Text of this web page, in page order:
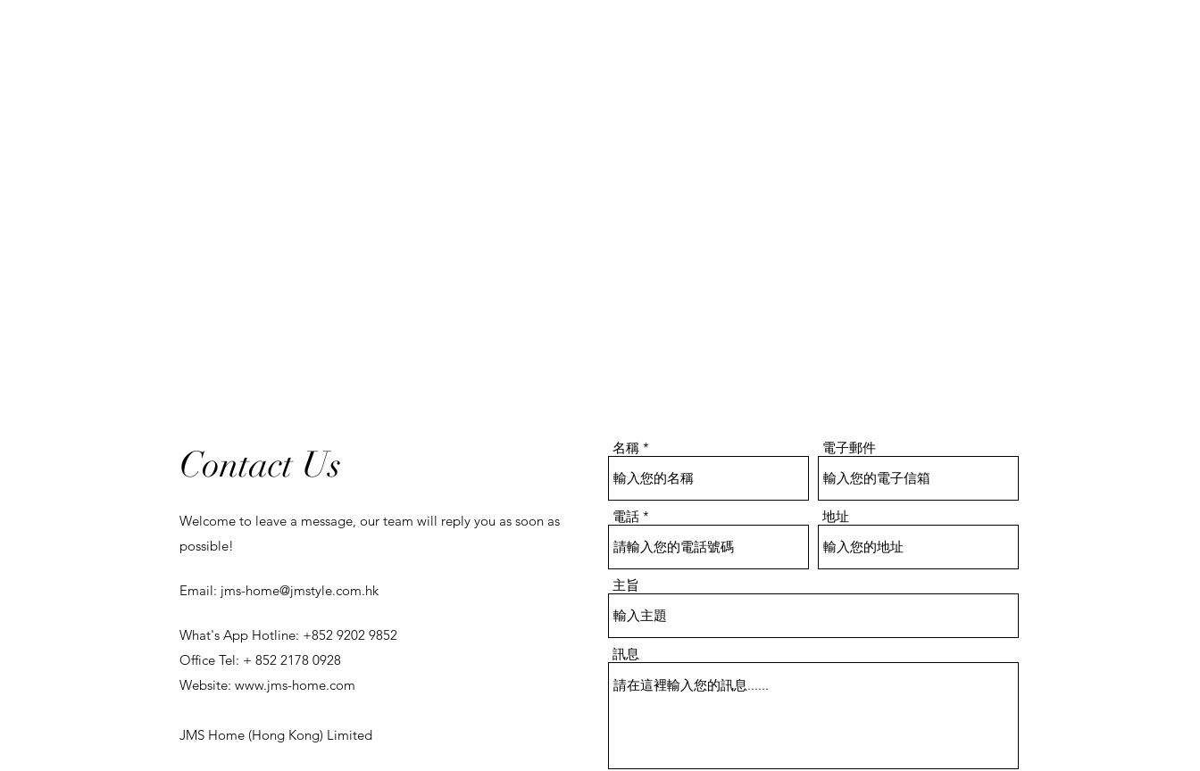
名稱 電子郵件
電話 地址
主旨
訊息
Contact Us
Welcome to leave a message, our team will reply you as soon as
possible!
​Email: jms-home@jmstyle.com.hk
What's App Hotline: +852 9202 9852
Office Tel: + 852 2178 0928
Website: www.jms-home.com
JMS Home (Hong Kong) Limited